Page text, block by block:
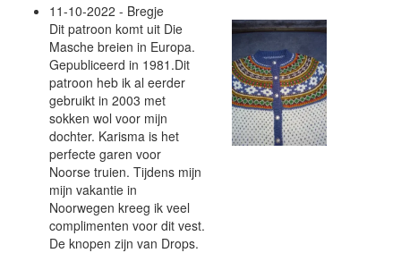
11-10-2022 - Bregje
Dit patroon komt uit Die
Masche breien in Europa.
Gepubliceerd in 1981.Dit
patroon heb ik al eerder
gebruikt in 2003 met
sokken wol voor mijn
dochter. Karisma is het
perfecte garen voor
Noorse truien. Tijdens mijn
mijn vakantie in
Noorwegen kreeg ik veel
complimenten voor dit vest.
De knopen zijn van Drops.